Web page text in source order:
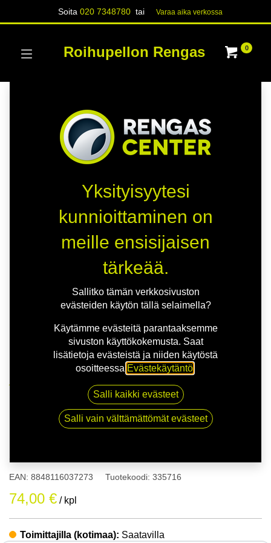
Soita020 7348780 tai Varaa aika verk​​​​ossa
Roihupellon Rengas 0
165/50R15 72V SAILUN ATREZZO ECO
165/50R15 72V SAILUN
EAN: 8848116037273 Tuotekoodi: 335716
74,00 € / kpl
Toimittajilla (kotimaa): Saatavilla
Yksityisyytesi
kunnioittaminen on
meille ensisijaisen
tärkeää.
Sallitko tämän verkkosivuston
evästeiden käytön tällä selaimella?
Käytämme evästeitä parantaaksemme
sivuston käyttökokemusta. Saat
lisätietoja evästeistä ja niiden käytöstä
osoitteessa Evästekäytäntö
Salli kaikki evästeet
Salli vain välttämättömät evästeet